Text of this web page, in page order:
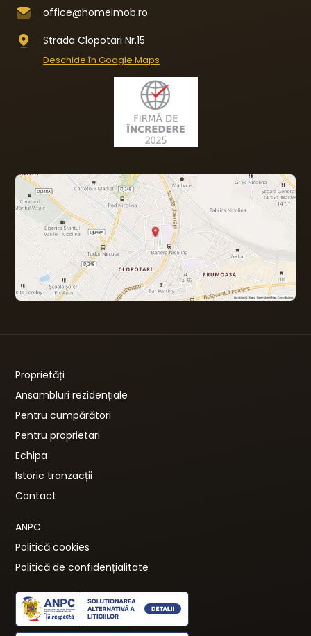
office@homeimob.ro
Strada Clopotari Nr.15
Deschide în Google Maps
Proprietăți
Ansambluri rezidențiale
Pentru cumpărători
Pentru proprietari
Echipa
Istoric tranzacții
Contact
ANPC
Politică cookies
Politică de confidențialitate